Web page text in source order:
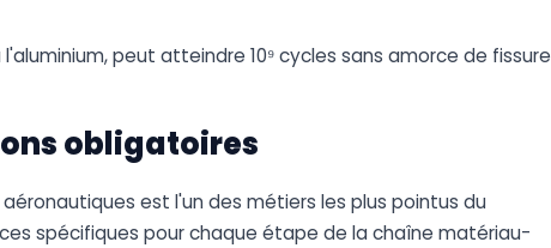
l'aluminium, peut atteindre 10⁹ cycles sans amorce de fissure
obligatoires
est l'un des métiers les plus pointus du
spécifiques pour chaque étape de la chaîne matériau-